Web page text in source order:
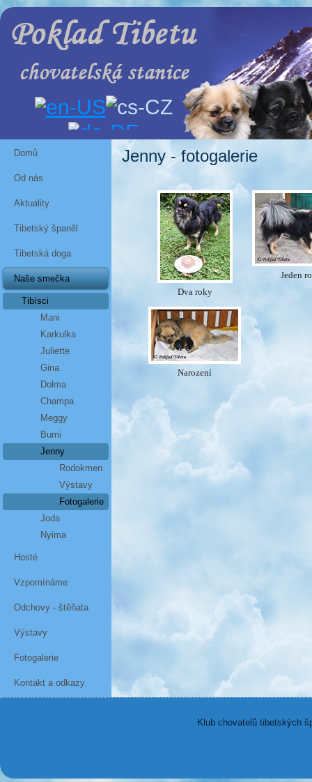
Domů
Od nás
Aktuality
Tibetský španěl
Tibetská doga
Naše smečka
Tibísci
Mani
Karkulka
Juliette
Gina
Dolma
Champa
Meggy
Bumi
Jenny
Rodokmen
Výstavy
Fotogalerie
Joda
Nyima
Hosté
Vzpomínáme
Odchovy - štěňata
Výstavy
Fotogalerie
Kontakt a odkazy
Jenny - fotogalerie
Dva roky
Jeden
Narození
Klub chovatelů tibetských